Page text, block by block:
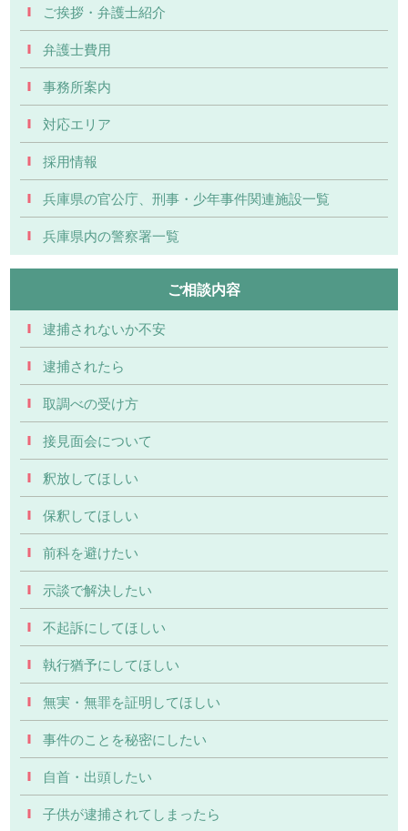
ご挨拶・弁護士紹介
弁護士費用
事務所案内
対応エリア
採用情報
兵庫県の官公庁、刑事・少年事件関連施設一覧
兵庫県内の警察署一覧
ご相談内容
逮捕されないか不安
逮捕されたら
取調べの受け方
接見面会について
釈放してほしい
保釈してほしい
前科を避けたい
示談で解決したい
不起訴にしてほしい
執行猶予にしてほしい
無実・無罪を証明してほしい
事件のことを秘密にしたい
自首・出頭したい
子供が逮捕されてしまったら